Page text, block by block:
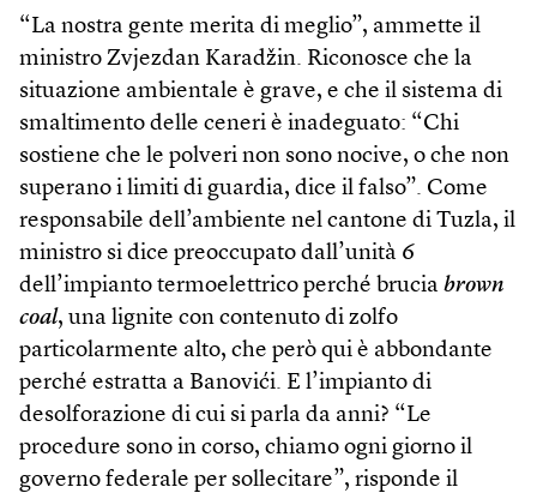
“La nostra gente merita di meglio”, ammette il
ministro Zvjezdan Karadžin. Riconosce che la
situazione ambientale è grave, e che il sistema di
smaltimento delle ceneri è inadeguato: “Chi
sostiene che le polveri non sono nocive, o che non
superano i limiti di guardia, dice il falso”. Come
responsabile dell’ambiente nel cantone di Tuzla, il
ministro si dice preoccupato dall’unità 6
dell’impianto termoelettrico perché brucia brown
coal, una lignite con contenuto di zolfo
particolarmente alto, che però qui è abbondante
perché estratta a Banovići. E l’impianto di
desolforazione di cui si parla da anni? “Le
procedure sono in corso, chiamo ogni giorno il
governo federale per sollecitare”, risponde il